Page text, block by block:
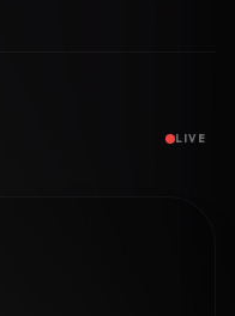
LIVE